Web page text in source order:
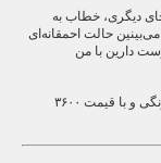
دیگری، خطاب به
حالت احمقانه‌ای
دارین با من
«گربه» در ۶۱ صفحه، به صورت رنگی و با قیمت ۳۶۰۰